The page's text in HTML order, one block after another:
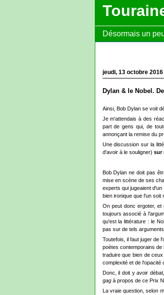
Désormais un
jeudi, 13 octobre 2016
Dylan & le Nobel.
Ainsi, Bob Dylan se voit
Je m'attendais à des
part de gens qui, de
annonçant la remise du
Une discussion sur la
d'avoir à le souligner) sur
Bob Dylan ne doit pas
mise en scène de ses
experts qui jugeaient
bien ironique que l'un soit
On peut donc ergoter, et
toujours associé à
qu'est la littérature : le
pas sur de tels
Toutefois, il faut juger de
poètes contemporains
traduire que bien de
complexité et de l'opacité
Donc, il doit y avoir
gagà propos de ce Prix
La vraie question, selon